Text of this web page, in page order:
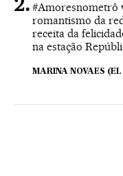
#Amoresnometrô
romantismo da
receita da
na estação
MARINA NOVAES